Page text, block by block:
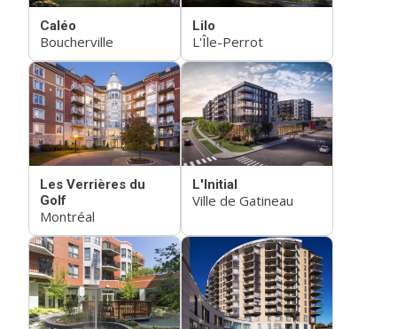
Caléo
Boucherville
Lilo
L'Île-Perrot
Les Verrières du
Golf
Montréal
L'Initial
Ville de Gatineau